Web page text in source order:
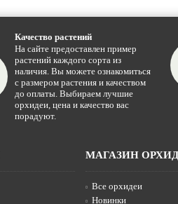
Качество растений
На сайте предоставлен пример
растений каждого сорта из
наличия. Вы можете ознакомиться
с размером растения и качеством
до оплаты. Выбираем лучшие
орхидеи, цена и качество вас
порадуют.
МАГАЗИН
Все орхидеи
Новинки